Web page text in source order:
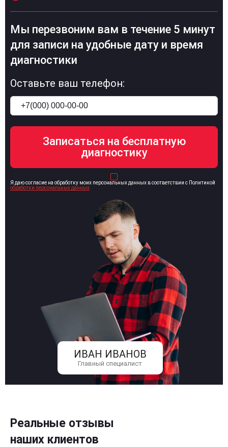
ИВАН ИВАНОВ
Главный специалист
Мы перезвоним вам в течение 5 минут
для записи на удобные дату и время
диагностики
Оставьте ваш телефон:
Я даю согласие на обработку моих персональных данных в соответствии с Политикой
обработки персональных данных
Реальные отзывы
наших клиентов